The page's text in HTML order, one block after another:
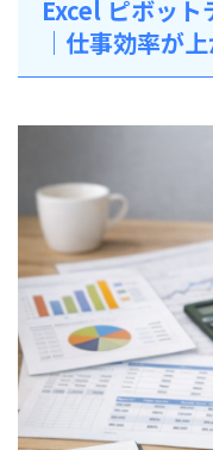
Excel ピボット
｜仕事効率が